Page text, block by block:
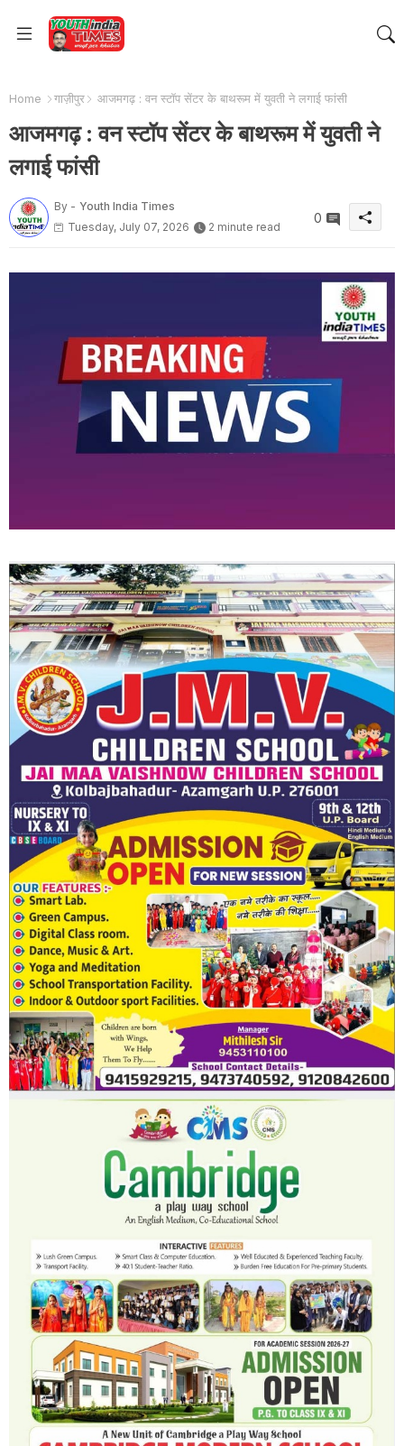
Home गाज़ीपुर आजमगढ़ : वन स्टॉप सेंटर के बाथरूम में युवती ने लगाई फांसी
आजमगढ़ : वन स्टॉप सेंटर के बाथरूम में युवती ने
लगाई फांसी
By - Youth India Times
Tuesday, July 07, 2026
2 minute read
0